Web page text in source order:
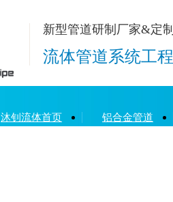
新型管道研制厂家&定
流体管道系统工
沐钊流体首页 铝合金管道